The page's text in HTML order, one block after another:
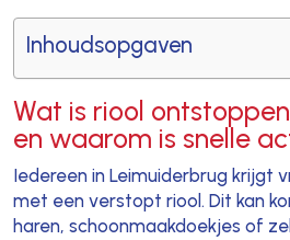
Inhoudsopgaven
Wat is riool
en waarom is snelle
Iedereen in Leimuiderbrug krijgt
met een verstopt riool. Dit kan
haren, schoonmaakdoekjes of